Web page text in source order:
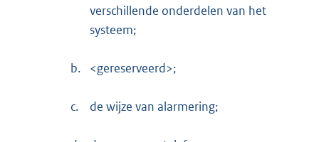
verschillende onderdelen van het
systeem;
b. <gereserveerd>;
c. de wijze van alarmering;